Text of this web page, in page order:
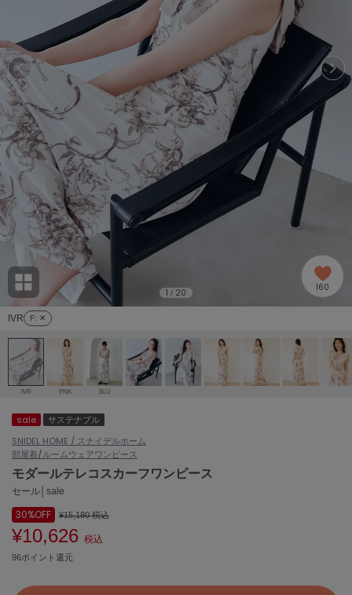
ームウェア (616)
(121)
(1991)
リー (633)
ョン雑貨 (856)
/ランジェリー (127)
ェア (121)
(124)
ACYM
アシーム
adidas
アディダス
adidas by Stella McCartney
アディダス バイ ステラマッカートニー
ALLISON BROWN
アリソンブラウン
amabro
アマブロ
Ame no chi Hare
アメノチハレ
AMOMMA
アモマ
ánuans
アニュアンス
ànuke
アンヌーク
ASICS
アシックス
Ballelite
バレリット
バンドリヤー
IVR F: ✕
1 / 20 160
IVR PNK BLU
sale
サステナブル
SNIDEL HOME / スナイデルホーム
部屋着/ルームウェアワンピース
モダールテレコスカーフワンピース
セール│sale
30%OFF ¥15,180税込
¥10,626 税込
96ポイント還元